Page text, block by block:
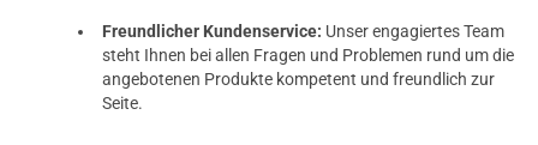
Freundlicher Kundenservice: Unser engagiertes Team
steht Ihnen bei allen Fragen und Problemen rund um die
angebotenen Produkte kompetent und freundlich zur
Seite.